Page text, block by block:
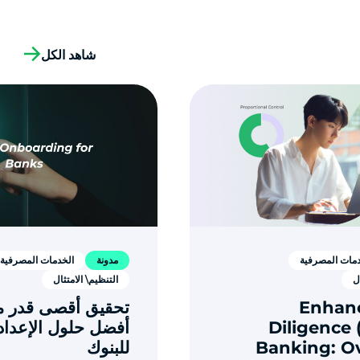
شاهد الكل
المصرفية
Diligence
Banking:
مدونة
الخدمات المصرفية
التنظيم\ الامتثال
تحقيق أقصى قدر
أفضل حلول
للبنوك